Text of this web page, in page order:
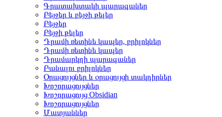
Գրատախտակի պարագաներ
Բեյջեր և բեյջի թելեր
Բեյջեր
Բեյջի թելեր
Դրամի ռետինե կապեր, բրիլոկներ
Դրամի ռետինե կապեր
Դրամարկղի պարագաներ
Բանալու բրիլոկներ
Օրացույցներ և օրացույցի տակդիրներ
Խոշորացույցներ
Խոշորացույց Obsidian
Խոշորացույցներ
Մատյաններ